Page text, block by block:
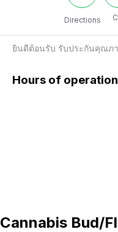
Directions
ยินดีต้อนรับ รับประกันคุณภา
Hours of operation
Cannabis Bud/